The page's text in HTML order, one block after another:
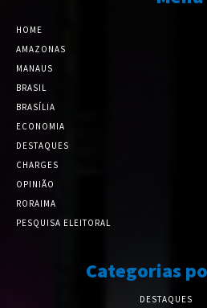
HOME
AMAZONAS
MANAUS
BRASIL
BRASÍLIA
ECONOMIA
DESTAQUES
CHARGES
OPINIÃO
RORAIMA
PESQUISA ELEITORAL
Categorias
DESTAQUES